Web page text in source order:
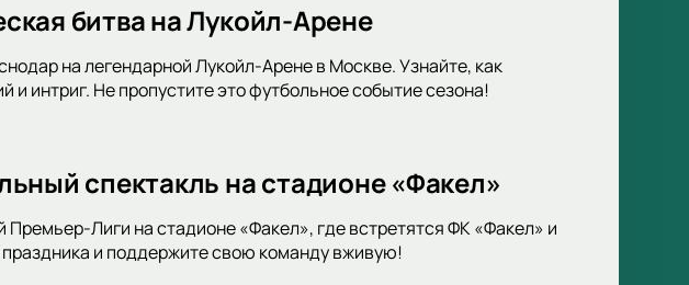
битва на Лукойл-Арене
на легендарной Лукойл-Арене в Москве. Узнайте, как
интриг. Не пропустите это футбольное событие сезона!
спектакль на стадионе «Факел»
Лиги на стадионе «Факел», где встретятся ФК «Факел» и
и поддержите свою команду вживую!